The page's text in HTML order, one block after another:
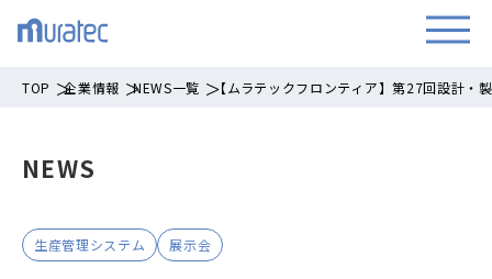
TOP 企業情報 NEWS一覧 【ムラテックフロンティア】第27回設計
NEWS
生産管理システム 展示会